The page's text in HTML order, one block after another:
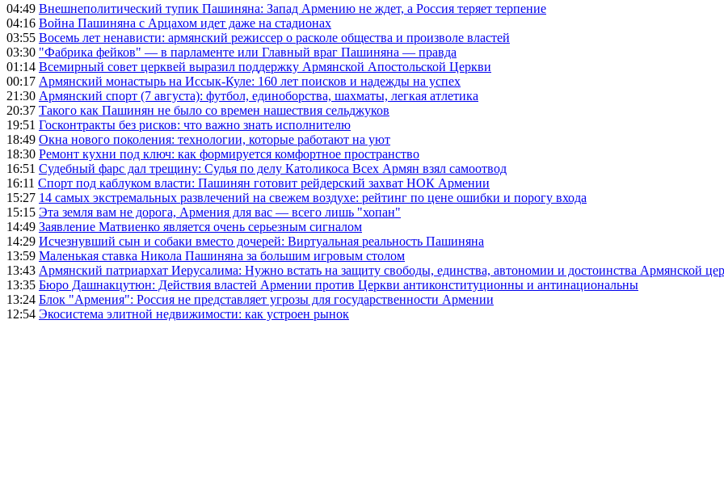
04:49 Внешнеполитический тупик Пашиняна: Запад Армению не ждет, а Россия теряет терпение
04:16 Война Пашиняна с Арцахом идет даже на стадионах
03:55 Восемь лет ненависти: армянский режиссер о расколе общества и произволе властей
03:30 "Фабрика фейков" — в парламенте или Главный враг Пашиняна — правда
01:14 Всемирный совет церквей выразил поддержку Армянской Апостольской Церкви
00:17 Армянский монастырь на Иссык-Куле: 160 лет поисков и надежды на успех
21:30 Армянский спорт (7 августа): футбол, единоборства, шахматы, легкая атлетика
20:37 Такого как Пашинян не было со времен нашествия сельджуков
19:51 Госконтракты без рисков: что важно знать исполнителю
18:49 Окна нового поколения: технологии, которые работают на уют
18:30 Ремонт кухни под ключ: как формируется комфортное пространство
16:51 Судебный фарс дал трещину: Судья по делу Католикоса Всех Армян взял самоотвод
16:11 Спорт под каблуком власти: Пашинян готовит рейдерский захват НОК Армении
15:27 14 самых экстремальных развлечений на свежем воздухе: рейтинг по цене ошибки и порогу входа
15:15 Эта земля вам не дорога, Армения для вас — всего лишь "хопан"
14:49 Заявление Матвиенко является очень серьезным сигналом
14:29 Исчезнувший сын и собаки вместо дочерей: Виртуальная реальность Пашиняна
13:59 Маленькая ставка Никола Пашиняна за большим игровым столом
13:43 Армянский патриархат Иерусалима: Нужно встать на защиту свободы, единства, автономии и достоинства Армянской
13:35 Бюро Дашнакцутюн: Действия властей Армении против Церкви антиконституционны и антинациональны
13:24 Блок "Армения": Россия не представляет угрозы для государственности Армении
12:54 Экосистема элитной недвижимости: как устроен рынок